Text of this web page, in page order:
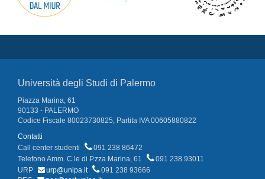
Università degli Studi di Palermo
Piazza Marina, 61
90133 - PALERMO
Codice Fiscale 80023730825, Partita IVA 00605880822
Contatti
Call center studenti
091 238 86472
Telefono Amm. C.le di P.zza Marina, 61
091 238 93011
URP
urp@unipa.it
091 238 93666